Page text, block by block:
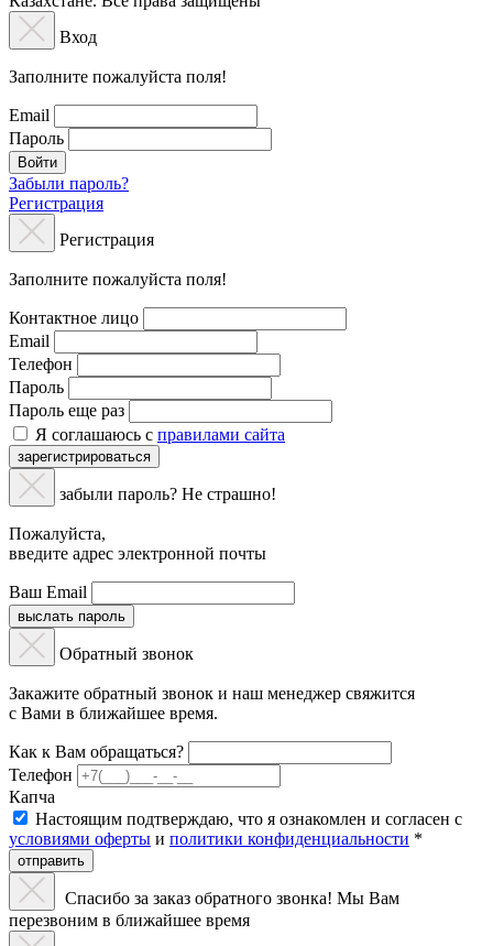
Вход
Заполните пожалуйста поля!
Email
Пароль
Войти
Забыли пароль?
Регистрация
Регистрация
Заполните пожалуйста поля!
Контактное лицо
Email
Телефон
Пароль
Пароль еще раз
Я соглашаюсь с правилами сайта
зарегистрироваться
забыли пароль? Не страшно!
Пожалуйста,
введите адрес электронной почты
Ваш Email
выслать пароль
Обратный звонок
Закажите обратный звонок и наш менеджер свяжится
с Вами в ближайшее время.
Как к Вам обращаться?
Телефон
Капча
Настоящим подтверждаю, что я ознакомлен и согласен с
условиями оферты и политики конфиденциальности *
отправить
Спасибо за заказ обратного звонка! Мы Вам
перезвоним в ближайшее время